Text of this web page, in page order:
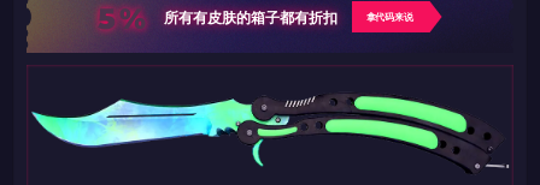
5% 所有有皮肤的箱子都有折扣 拿代码来说